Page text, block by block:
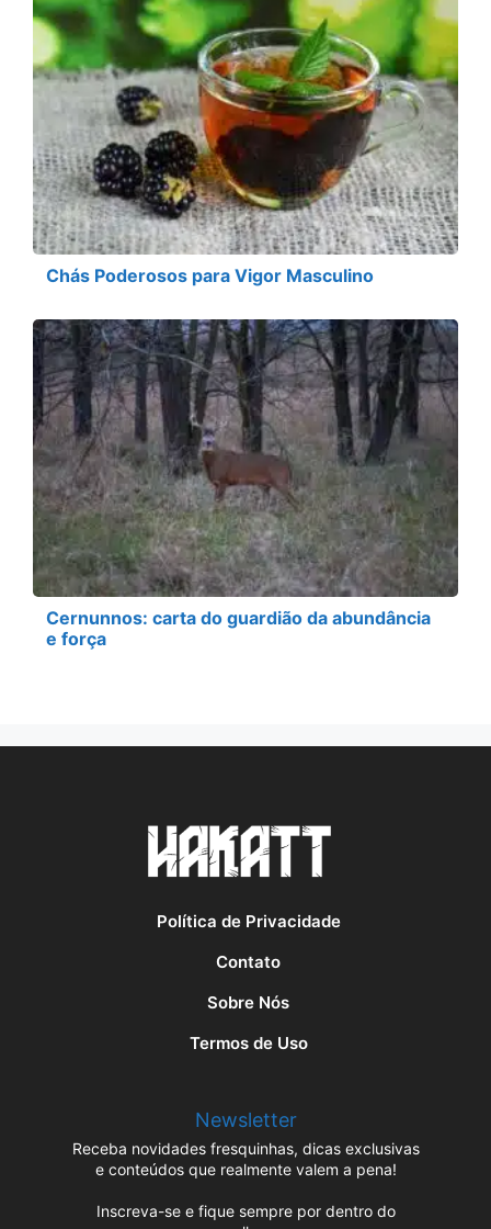
Chás Poderosos para Vigor Masculino
Cernunnos: carta do guardião da abundância
e força
Política de Privacidade
Contato
Sobre Nós
Termos de Uso
Newsletter
Receba novidades fresquinhas, dicas exclusivas
e conteúdos que realmente valem a pena!
Inscreva-se e fique sempre por dentro do